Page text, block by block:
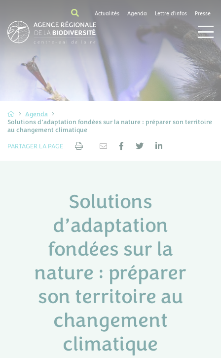
Actualités Agenda Lettre d'infos Presse
Agenda
Solutions d’adaptation fondées sur la nature : préparer son territoire
au changement climatique
PARTAGER LA PAGE
Solutions
d’adaptation
fondées sur la
nature : préparer
son territoire au
changement
climatique